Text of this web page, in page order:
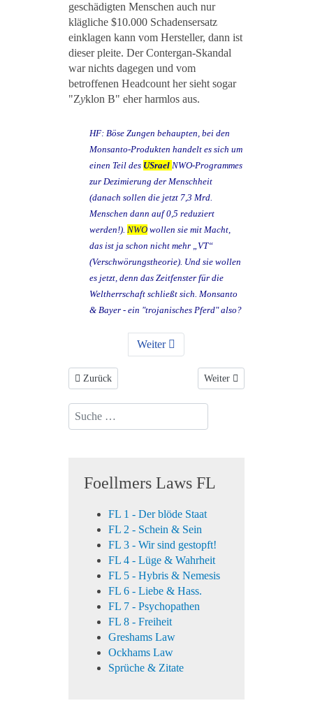
geschädigten Menschen auch nur
klägliche $10.000 Schadensersatz
einklagen kann vom Hersteller, dann ist
dieser pleite. Der Contergan-Skandal
war nichts dagegen und vom
betroffenen Headcount her sieht sogar
"Zyklon B" eher harmlos aus.
HF: Böse Zungen behaupten, bei den
Monsanto-Produkten handelt es sich um
einen Teil des USrael NWO-Programmes
zur Dezimierung der Menschheit
(danach sollen die jetzt 7,3 Mrd.
Menschen dann auf 0,5 reduziert
werden!). NWO wollen sie mit Macht,
das ist ja schon nicht mehr „VT“
(Verschwörungstheorie). Und sie wollen
es jetzt, denn das Zeitfenster für die
Weltherrschaft schließt sich. Monsanto
& Bayer - ein "trojanisches Pferd" also?
Weiter
Vorheriger Beitrag: Wasserstoff
Zurück Nächster Beitrag:
Weiter
Suchen...
Foellmers Laws FL
FL 1 - Der blöde Staat
FL 2 - Schein & Sein
FL 3 - Wir sind gestopft!
FL 4 - Lüge & Wahrheit
FL 5 - Hybris & Nemesis
FL 6 - Liebe & Hass.
FL 7 - Psychopathen
FL 8 - Freiheit
Greshams Law
Ockhams Law
Sprüche & Zitate